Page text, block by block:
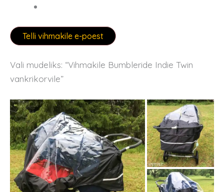
Telli vihmakile e-poest
Vali mudeliks: “Vihmakile Bumbleride Indie Twin
vankrikorvile”